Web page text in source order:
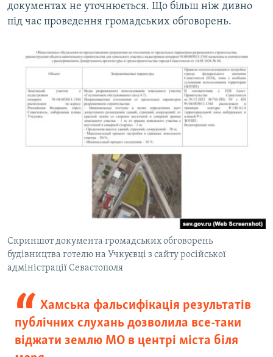
документах не уточнюється. Що більш ніж дивно
під час проведення громадських обговорень.
Скриншот документа громадських обговорень
будівництва готелю на Учкуєвці з сайту російської
адміністрації Севастополя
Хамська фальсифікація результатів
публічних слухань дозволила все-таки
віджати землю МО в центрі міста біля